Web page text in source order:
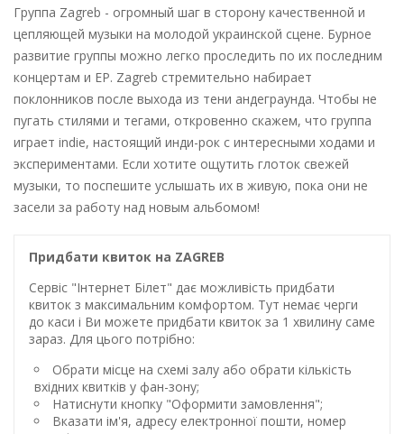
Группа Zagreb - огромный шаг в сторону качественной и
цепляющей музыки на молодой украинской сцене. Бурное
развитие группы можно легко проследить по их последним
концертам и EP. Zagreb стремительно набирает
поклонников после выхода из тени андеграунда. Чтобы не
пугать стилями и тегами, откровенно скажем, что группа
играет indie, настоящий инди-рок с интересными ходами и
экспериментами. Если хотите ощутить глоток свежей
музыки, то поспешите услышать их в живую, пока они не
засели за работу над новым альбомом!
Придбати квиток на ZAGREB
Сервіс "Інтернет Білет" дає можливість придбати
квиток з максимальним комфортом. Тут немає черги
до каси і Ви можете придбати квиток за 1 хвилину саме
зараз. Для цього потрібно:
Обрати місце на схемі залу або обрати кількість
вхідних квитків у фан-зону;
Натиснути кнопку "Оформити замовлення";
Вказати ім'я, адресу електронної пошти, номер